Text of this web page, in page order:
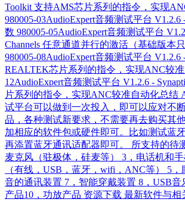
Toolkit 支持AMS芯片系列的指令，实现
980005-03AudioExpert音频测试平台 V1.2.6
数 980005-05AudioExpert音频测试平台
Channels 任意通道并行的激活（基础版本
980005-08AudioExpert音频测试平台
REALTEK芯片系列的指令，实现ANC较准
12AudioExpert音频测试平台 V1.2.6 -
片系列的指令，实现ANC较准自动化总结
试平台可以做到一次投入，即可以应对不
品，各种测试新要求，不需要再去购买其
加相应的软件包或硬件即可。比如测试蓝
再添置蓝牙通讯适配器即可。 所支持的待
麦克风（驻极体，硅麦等） 3，电话机和
（有线，USB，蓝牙，wifi，ANC等） 5
音的通讯装置 7，智能穿戴装置 8，USB
产品10，功放产品 资源下载 最新软件与相